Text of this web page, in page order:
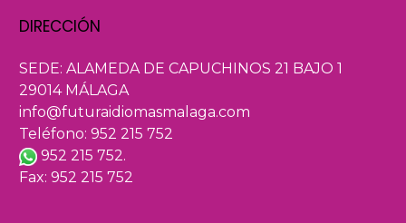
DIRECCIÓN
SEDE: ALAMEDA DE CAPUCHINOS 21 BAJO 1
29014 MÁLAGA
info@futuraidiomasmalaga.com
Teléfono: 952 215 752
952 215 752.
Fax: 952 215 752